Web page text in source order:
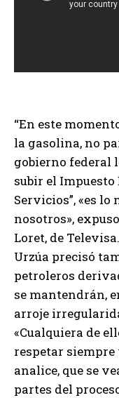
“En este
la gasolina, no
gobierno federal
subir el Impuesto
Servicios”, «es
nosotros»,
Loret, de Televisa.
Urzúa precisó
petroleros
se mantendrán,
arroje
«Cualquiera de
respetar siempre
analice, que se
partes del